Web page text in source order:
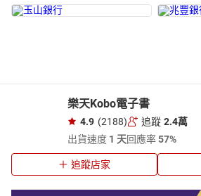
樂天Kobo電子書
4.9 (2188) 追蹤 2.4萬
出貨速度 1 天回應率57%
追蹤店家